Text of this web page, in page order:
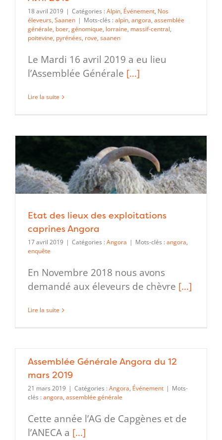
18 avril 2019 | Catégories : Alpin, Événement, Nos
éleveurs, Saanen | Mots-clés : alpin, angora, assemblée
générale, boer, génomique, lorraine, massif-central,
poitevine, pyrénées, rove, saanen
Le Mardi 16 avril 2019 a eu lieu
l’Assemblée Générale [...]
Lire la suite
Etat des lieux des exploitations
caprines Angora
17 avril 2019 | Catégories : Angora | Mots-clés : angora,
enquête
En Novembre 2018 nous avons
demandé aux éleveurs de chèvre [...]
Lire la suite
Assemblée Générale Angora du 12
mars 2019
21 mars 2019 | Catégories : Angora, Événement | Mots-
clés : angora, assemblée générale
Cette année l’AG de Capgènes et de
l’ANECA a [...]